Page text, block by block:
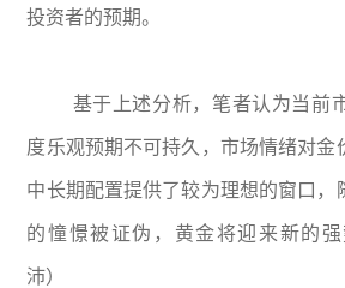
投资者的预期。
基于上述分析，笔者认为当前
度乐观预期不可持久，市场情绪对金
中长期配置提供了较为理想的窗口，
的憧憬被证伪，黄金将迎来新的
沛）